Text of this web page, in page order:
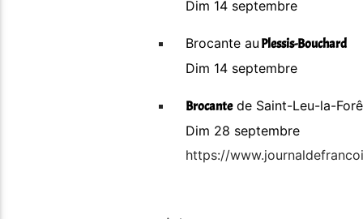
Dim 14 septembre
Brocante au Plessis-Bouchard
Dim 14 septembre
Brocantede Saint-Leu-la-
Dim 28 septembre
https://